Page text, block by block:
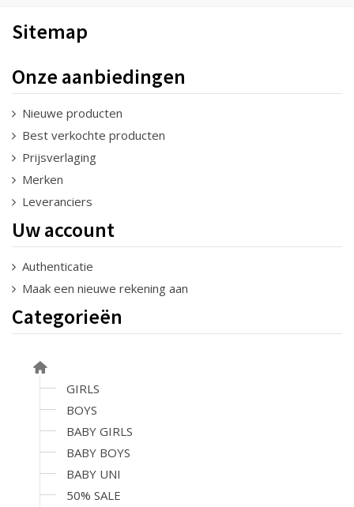
Sitemap
Onze aanbiedingen
Nieuwe producten
Best verkochte producten
Prijsverlaging
Merken
Leveranciers
Uw account
Authenticatie
Maak een nieuwe rekening aan
Categorieën
GIRLS
BOYS
BABY GIRLS
BABY BOYS
BABY UNI
50% SALE